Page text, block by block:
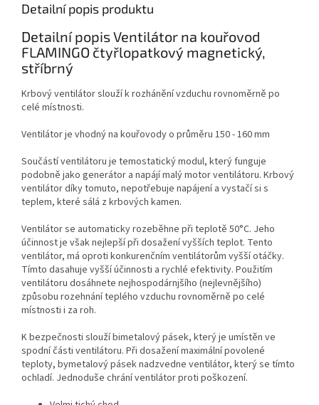
Detailní popis produktu
Detailní popis Ventilátor na kouřovod
FLAMINGO čtyřlopatkový magnetický,
stříbrný
Krbový ventilátor slouží k rozhánění vzduchu rovnoměrně po
celé místnosti.
Ventilátor je vhodný na kouřovody o průměru 150 - 160 mm
Součástí ventilátoru je temostatický modul, který funguje
podobně jako generátor a napájí malý motor ventilátoru. Krbový
ventilátor díky tomuto, nepotřebuje napájení a vystačí si s
teplem, které sálá z krbových kamen.
Ventilátor se automaticky rozeběhne při teplotě 50°C. Jeho
účinnost je však nejlepší při dosažení vyšších teplot. Tento
ventilátor, má oproti konkurenčním ventilátorům vyšší otáčky.
Tímto dasahuje vyšší účinnosti a rychlé efektivity. Použitím
ventilátoru dosáhnete nejhospodárnjšího (nejlevnějšího)
způsobu rozehnání teplého vzduchu rovnoměrně po celé
místnosti i za roh.
K bezpečnosti slouží bimetalový pásek, který je umístěn ve
spodní části ventilátoru. Při dosažení maximální povolené
teploty, bymetalový pásek nadzvedne ventilátor, který se tímto
ochladí. Jednoduše chrání ventilátor proti poškození.